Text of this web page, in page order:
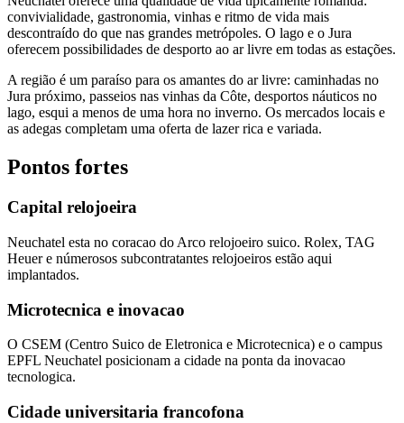
convivialidade, gastronomia, vinhas e ritmo de vida mais
descontraído do que nas grandes metrópoles. O lago e o Jura
oferecem possibilidades de desporto ao ar livre em todas as estações.
A região é um paraíso para os amantes do ar livre: caminhadas no
Jura próximo, passeios nas vinhas da Côte, desportos náuticos no
lago, esqui a menos de uma hora no inverno. Os mercados locais e
as adegas completam uma oferta de lazer rica e variada.
Pontos fortes
Capital relojoeira
Neuchatel esta no coracao do Arco relojoeiro suico. Rolex, TAG
Heuer e númerosos subcontratantes relojoeiros estão aqui
implantados.
Microtecnica e inovacao
O CSEM (Centro Suico de Eletronica e Microtecnica) e o campus
EPFL Neuchatel posicionam a cidade na ponta da inovacao
tecnologica.
Cidade universitaria francofona